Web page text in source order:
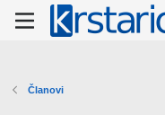
Članovi